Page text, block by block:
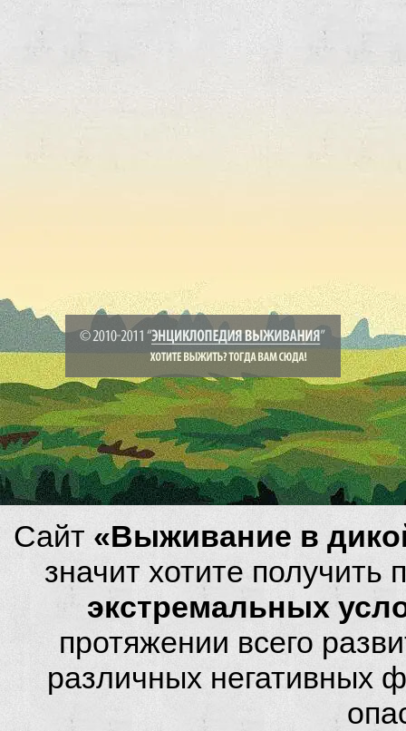
Сайт «Выживание в
значит хотите
экстремальных
протяжении всего
различных негативных